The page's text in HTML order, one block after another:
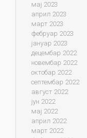
мај 2023
април 2023
март 2023
фебруар 2023
јануар 2023
децембар 2022
новембар 2022
октобар 2022
септембар 2022
август 2022
јун 2022
мај 2022
април 2022
март 2022